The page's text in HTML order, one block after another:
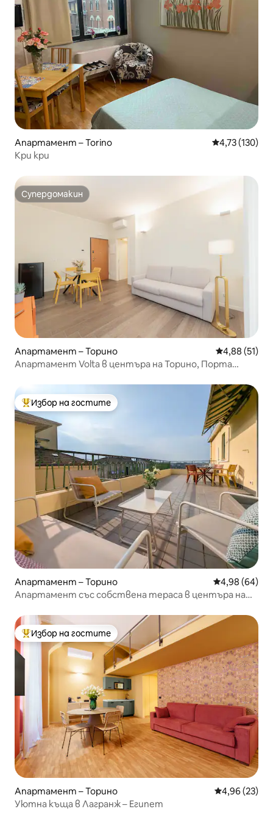
Апартамент – Torino Средна
4,73 (130)
Кри кри
Супердомакин
Супердомакин
Апартамент – Торино Средна
4,88 (51)
Апартамент Volta в центъра на Торино, Порта
Най-популярен избор на гостите
Избор на гостите
Апартамент – Торино Средна
4,98 (64)
Апартамент със собствена тераса в центъра на
Най-популярен избор на гостите
Избор на гостите
Апартамент – Торино Средна
4,96 (23)
Уютна къща в Лагранж – Египет